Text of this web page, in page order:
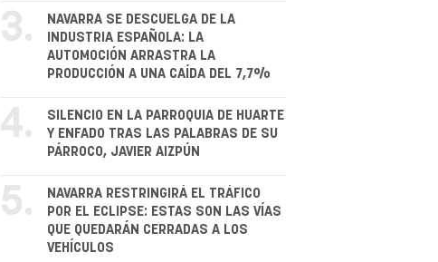
3.
NAVARRA SE DESCUELGA DE LA
INDUSTRIA ESPAÑOLA: LA
AUTOMOCIÓN ARRASTRA LA
PRODUCCIÓN A UNA CAÍDA DEL 7,7%
4.
SILENCIO EN LA PARROQUIA DE HUARTE
Y ENFADO TRAS LAS PALABRAS DE SU
PÁRROCO, JAVIER AIZPÚN
5.
NAVARRA RESTRINGIRÁ EL TRÁFICO
POR EL ECLIPSE: ESTAS SON LAS VÍAS
QUE QUEDARÁN CERRADAS A LOS
VEHÍCULOS